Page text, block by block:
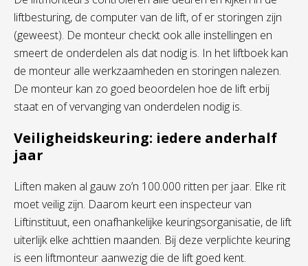
liftbesturing, de computer van de lift, of er storingen zijn
(geweest). De monteur checkt ook alle instellingen en
smeert de onderdelen als dat nodig is. In het liftboekkan
de monteur alle werkzaamheden en storingen nalezen.
De monteur kan zo goed beoordelen hoe de lift erbij
staat en of vervanging van onderdelen nodig is.
Veiligheidskeuring: iedere anderhalf
jaar
Liften maken al gauw zo’n 100.000 ritten per jaar. Elke rit
moet veilig zijn. Daarom keurt een inspecteur van
Liftinstituut, een onafhankelijke keuringsorganisatie, de lift
uiterlijk elke achttien maanden. Bij deze verplichte keuring
is een liftmonteur aanwezig die de lift goed kent.